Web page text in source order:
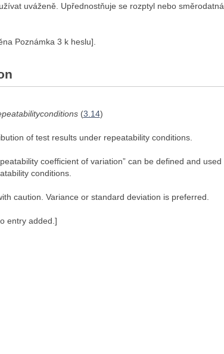
uváženě. Upřednostňuje se rozptyl nebo směrodatná
Poznámka 3 k heslu].
(3.14)
of test results under repeatability conditions.
coefficient of variation” can be defined and used
conditions.
caution. Variance or standard deviation is preferred.
entry added.]